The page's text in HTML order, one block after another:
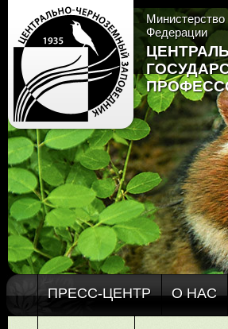
Министерство
Федерации
ПРЕСС-ЦЕНТР О НАС